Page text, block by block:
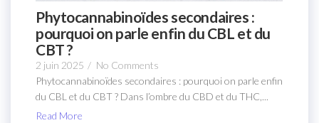
Phytocannabinoïdes secondaires :
pourquoi on parle enfin du CBL et du
CBT ?
2 juin 2025 / No Comments
Phytocannabinoïdes secondaires : pourquoi on parle enfin
du CBL et du CBT ? Dans l’ombre du CBD et du THC,...
Read More